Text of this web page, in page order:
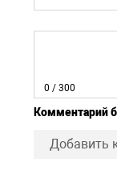
0 / 300
Комментарий
Добавить